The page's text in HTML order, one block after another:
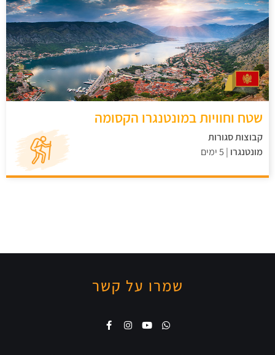
שטח וחוויות במונטנגרו הקסומה
קבוצות סגורות
מונטנגרו | 5 ימים
שמרו על קשר